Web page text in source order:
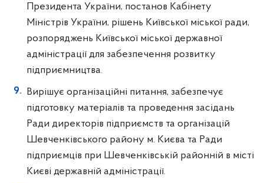
Президента України, постанов Кабінету
Міністрів України, рішень Київської міської ради,
розпоряджень Київської міської державної
адміністрації для забезпечення розвитку
підприємництва.
Вирішує організаційні питання, забезпечує
підготовку матеріалів та проведення засідань
Ради директорів підприємств та організацій
Шевченківського району м. Києва та Ради
підприємців при Шевченківській районній в місті
Києві державній адміністрації.